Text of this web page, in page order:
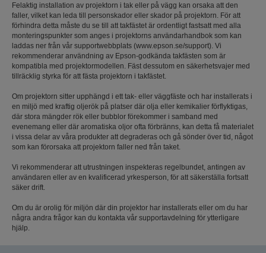
Felaktig installation av projektorn i tak eller på vägg kan orsaka att den
faller, vilket kan leda till personskador eller skador på projektorn. För att
förhindra detta måste du se till att takfästet är ordentligt fastsatt med alla
monteringspunkter som anges i projektorns användarhandbok som kan
laddas ner från vår supportwebbplats (www.epson.se/support). Vi
rekommenderar användning av Epson-godkända takfästen som är
kompatibla med projektormodellen. Fäst dessutom en säkerhetsvajer med
tillräcklig styrka för att fästa projektorn i takfästet.
Om projektorn sitter upphängd i ett tak- eller väggfäste och har installerats i
en miljö med kraftig oljerök på platser där olja eller kemikalier förflyktigas,
där stora mängder rök eller bubblor förekommer i samband med
evenemang eller där aromatiska oljor ofta förbränns, kan detta få materialet
i vissa delar av våra produkter att degraderas och gå sönder över tid, något
som kan förorsaka att projektorn faller ned från taket.
Vi rekommenderar att utrustningen inspekteras regelbundet, antingen av
användaren eller av en kvalificerad yrkesperson, för att säkerställa fortsatt
säker drift.
Om du är orolig för miljön där din projektor har installerats eller om du har
några andra frågor kan du kontakta vår supportavdelning för ytterligare
hjälp.